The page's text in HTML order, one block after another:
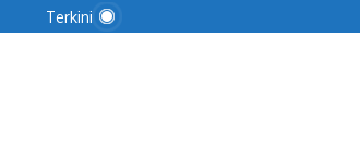
Lewati ke konten
Terkini
Pansus DPRD DKI Tinjau